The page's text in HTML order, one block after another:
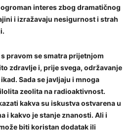
interes zbog dramatičnog
i izražavaju nesigurnost i strah
pravom se smatra prijetnjom
zdravlje i, prije svega, održavanje
Sada se javljaju i mnoga
zeolita na radioaktivnost.
kakva su iskustva ostvarena u
i kakvo je stanje znanosti. Ali i
biti koristan dodatak ili